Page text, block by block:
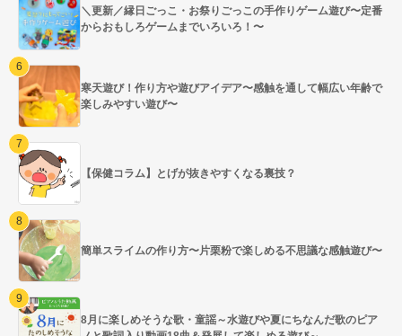
＼更新／縁日ごっこ・お祭りごっこの手作りゲーム遊び〜定番
からおもしろゲームまでいろいろ！〜
寒天遊び！作り方や遊びアイデア〜感触を通して幅広い年齢で
楽しみやすい遊び〜
【保健コラム】とげが抜きやすくなる裏技？
簡単スライムの作り方〜片栗粉で楽しめる不思議な感触遊び〜
8月に楽しめそうな歌・童謡～水遊びや夏にちなんだ歌のピア